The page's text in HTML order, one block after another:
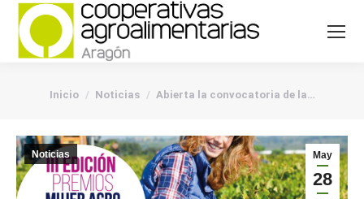
You are here:
Inicio Noticias Abierta la convocatoria de la…
May
28
Noticias